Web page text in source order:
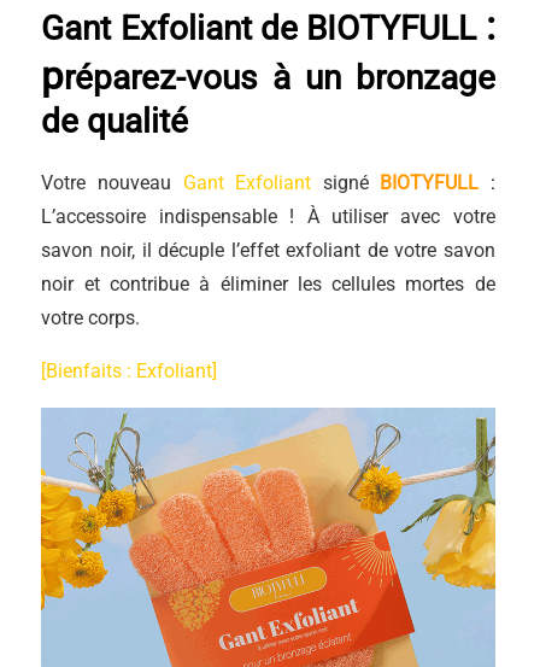
Gant Exfoliant de BIOTYFULL :
préparez-vous à un bronzage
de qualité
Votre nouveau Gant Exfoliant signé BIOTYFULL :
L’accessoire indispensable ! À utiliser avec votre
savon noir, il décuple l’effet exfoliant de votre savon
noir et contribue à éliminer les cellules mortes de
votre corps.
[Bienfaits : Exfoliant]